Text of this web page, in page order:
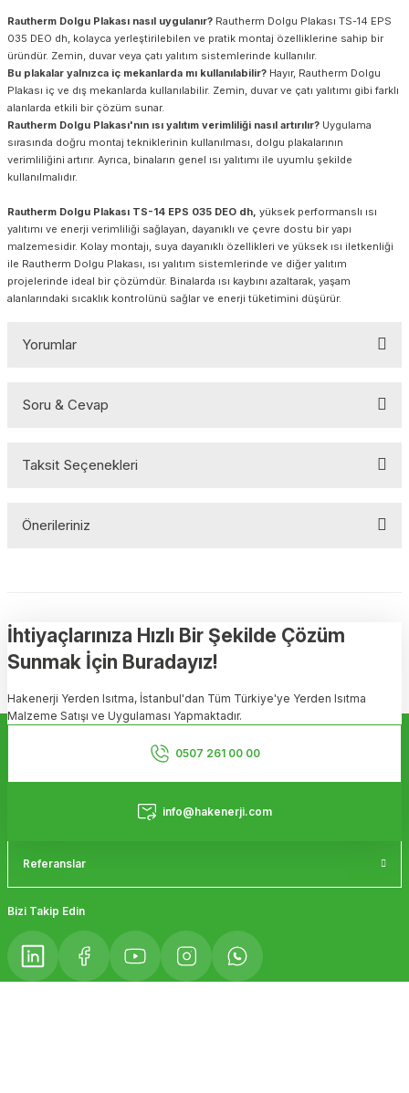
Rautherm Dolgu Plakası nasıl uygulanır? Rautherm Dolgu Plakası TS-14 EPS
035 DEO dh, kolayca yerleştirilebilen ve pratik montaj özelliklerine sahip bir
üründür. Zemin, duvar veya çatı yalıtım sistemlerinde kullanılır.
Bu plakalar yalnızca iç mekanlarda mı kullanılabilir? Hayır, Rautherm Dolgu
Plakası iç ve dış mekanlarda kullanılabilir. Zemin, duvar ve çatı yalıtımı gibi farklı
alanlarda etkili bir çözüm sunar.
Rautherm Dolgu Plakası'nın ısı yalıtım verimliliği nasıl artırılır? Uygulama
sırasında doğru montaj tekniklerinin kullanılması, dolgu plakalarının
verimliliğini artırır. Ayrıca, binaların genel ısı yalıtımı ile uyumlu şekilde
kullanılmalıdır.
Rautherm Dolgu Plakası TS-14 EPS 035 DEO dh, yüksek performanslı ısı
yalıtımı ve enerji verimliliği sağlayan, dayanıklı ve çevre dostu bir yapı
malzemesidir. Kolay montajı, suya dayanıklı özellikleri ve yüksek ısı iletkenliği
ile Rautherm Dolgu Plakası, ısı yalıtım sistemlerinde ve diğer yalıtım
projelerinde ideal bir çözümdür. Binalarda ısı kaybını azaltarak, yaşam
alanlarındaki sıcaklık kontrolünü sağlar ve enerji tüketimini düşürür.
Yorumlar
Soru & Cevap
Taksit Seçenekleri
Önerileriniz
Görüş ve önerileriniz için teşekkür ederiz.
Ürün resmi kalitesiz, bozuk veya görüntülenemiyor.
Ürün açıklamasında eksik bilgiler bulunuyor.
Ürün bilgilerinde hatalar bulunuyor.
Ürün fiyatı diğer sitelerden daha pahalı.
Bu ürüne benzer farklı alternatifler olmalı.
İhtiyaçlarınıza Hızlı Bir Şekilde Çözüm
Sunmak İçin Buradayız!
Hakenerji Yerden Isıtma, İstanbul'dan Tüm Türkiye'ye Yerden Isıtma
Malzeme Satışı ve Uygulaması Yapmaktadır.
0507 261 00 00
info@hakenerji.com
Referanslar
Bizi Takip Edin